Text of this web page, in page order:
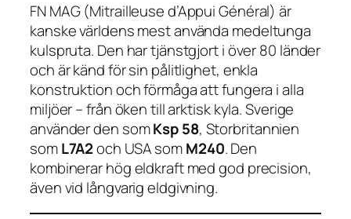
FN MAG (Mitrailleuse d’Appui Général) är
kanske världens mest använda medeltunga
kulspruta. Den har tjänstgjort i över 80 länder
och är känd för sin pålitlighet, enkla
konstruktion och förmåga att fungera i alla
miljöer – från öken till arktisk kyla. Sverige
använder den somKsp 58, Storbritannien
somL7A2och USA somM240. Den
kombinerar hög eldkraft med god precision,
även vid långvarig eldgivning.